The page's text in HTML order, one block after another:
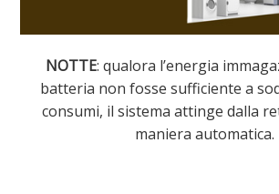
NOTTE: qualora l’energia
batteria non fosse sufficiente a
consumi, il sistema attinge dalla
maniera automatica.